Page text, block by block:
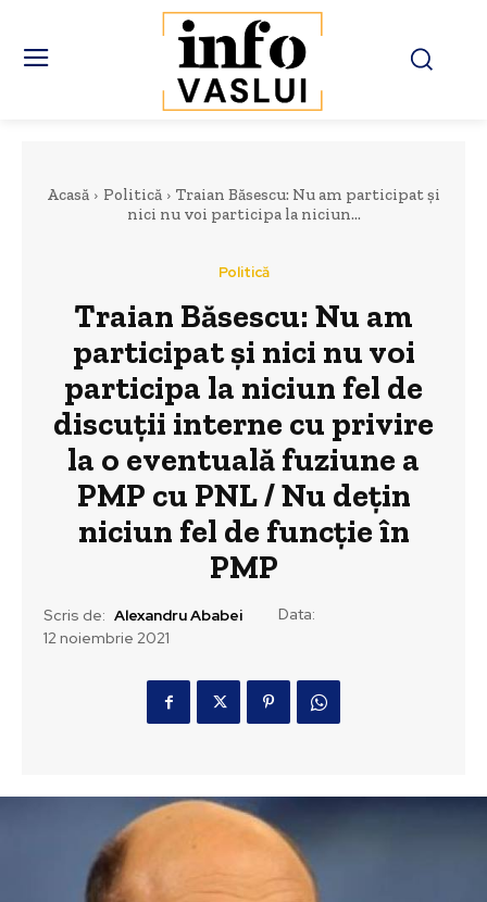
Acasă Politică
Traian Băsescu: Nu am participat şi
nici nu voi participa la niciun...
Politică
Traian Băsescu: Nu am
participat şi nici nu voi
participa la niciun fel de
discuţii interne cu privire
la o eventuală fuziune a
PMP cu PNL / Nu deţin
niciun fel de funcţie în
PMP
Scris de: Alexandru Ababei
Data:
12 noiembrie 2021